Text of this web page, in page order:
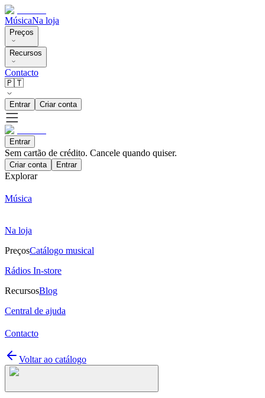
MúsicaNa loja
Preços
Recursos
Contacto
🇵🇹
Entrar Criar conta
Entrar
Sem cartão de crédito. Cancele quando quiser.
Criar conta Entrar
Explorar
Música
Na loja
PreçosCatálogo musical
Rádios In-store
RecursosBlog
Central de ajuda
Contacto
Voltar ao catálogo